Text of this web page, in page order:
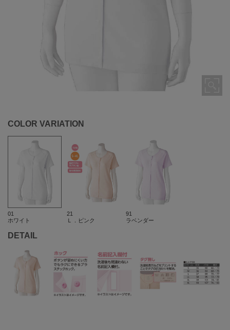
COLOR VARIATION
01
ホワイト
21
Ｌ．ピンク
91
ラベンダー
DETAIL